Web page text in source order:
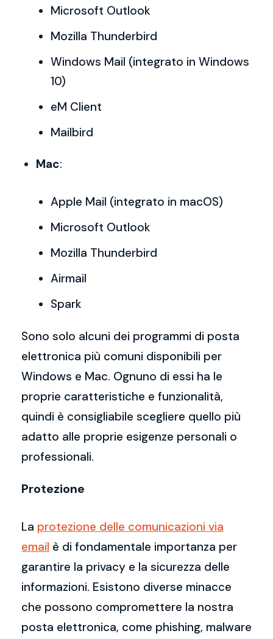
Microsoft Outlook
Mozilla Thunderbird
Windows Mail (integrato in Windows
10)
eM Client
Mailbird
Mac:
Apple Mail (integrato in macOS)
Microsoft Outlook
Mozilla Thunderbird
Airmail
Spark
Sono solo alcuni dei programmi di posta
elettronica più comuni disponibili per
Windows e Mac. Ognuno di essi ha le
proprie caratteristiche e funzionalità,
quindi è consigliabile scegliere quello più
adatto alle proprie esigenze personali o
professionali.
Protezione
La protezione delle comunicazioni via
email è di fondamentale importanza per
garantire la privacy e la sicurezza delle
informazioni. Esistono diverse minacce
che possono compromettere la nostra
posta elettronica, come phishing, malware